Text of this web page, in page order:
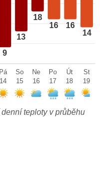
9
13
18
16 16
14
Pá
14
So
15
Ne
16
Po
17
Út
18
St
19
teploty v průběhu